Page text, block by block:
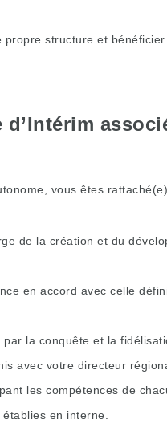
structure et
vous êtes
de la création et du
en accord avec celle
la conquête et la
avec votre directeur
les compétences de
en interne.